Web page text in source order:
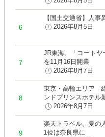
【国土交通省】人事
2026年8月5日
JR東海、「コートヤ
を11月16日開業
2026年8月7日
東京・高輪エリア
ンドプリンスホテル
2026年8月7日
楽天トラベル、夏の
1位は奈良県に